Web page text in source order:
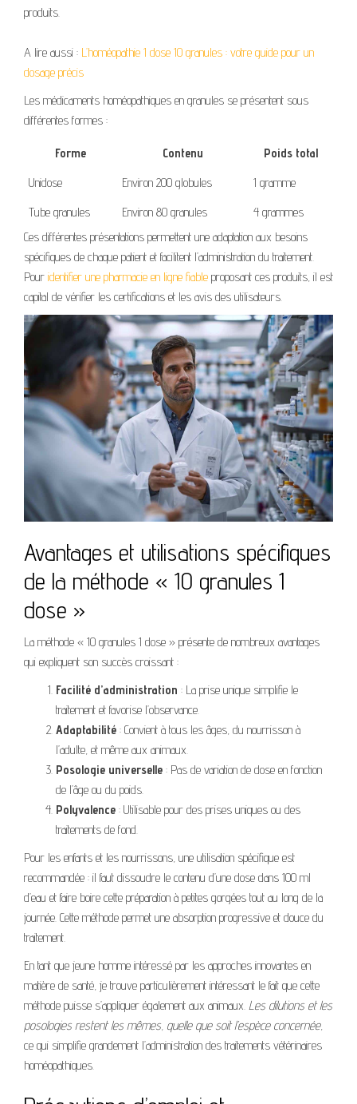
produits.
A lire aussi : L’homéopathie 1 dose 10 granules : votre guide pour un
dosage précis
Les médicaments homéopathiques en granules se présentent sous
différentes formes :
Forme Contenu
Poids total
Unidose
Environ 200 globules
1 gramme
Tube granules
Environ 80 granules
4 grammes
Ces différentes présentations permettent une adaptation aux besoins
spécifiques de chaque patient et facilitent l’administration du traitement.
Pour identifier une pharmacie en ligne fiable proposant ces produits, il est
capital de vérifier les certifications et les avis des utilisateurs.
Avantages et utilisations spécifiques
de la méthode « 10 granules 1
dose »
La méthode « 10 granules 1 dose » présente de nombreux avantages
qui expliquent son succès croissant :
Facilité d’administration : La prise unique simplifie le
traitement et favorise l’observance.
Adaptabilité : Convient à tous les âges, du nourrisson à
l’adulte, et même aux animaux.
Posologie universelle : Pas de variation de dose en fonction
de l’âge ou du poids.
Polyvalence : Utilisable pour des prises uniques ou des
traitements de fond.
Pour les enfants et les nourrissons, une utilisation spécifique est
recommandée : il faut dissoudre le contenu d’une dose dans 100 ml
d’eau et faire boire cette préparation à petites gorgées tout au long de la
journée. Cette méthode permet une absorption progressive et douce du
traitement.
En tant que jeune homme intéressé par les approches innovantes en
matière de santé, je trouve particulièrement intéressant le fait que cette
méthode puisse s’appliquer également aux animaux. Les dilutions et les
posologies restent les mêmes, quelle que soit l’espèce concernée,
ce qui simplifie grandement l’administration des traitements vétérinaires
homéopathiques.